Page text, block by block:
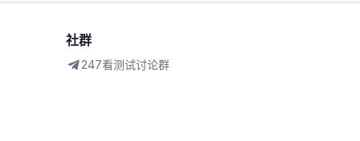
社群
247看测试讨论群